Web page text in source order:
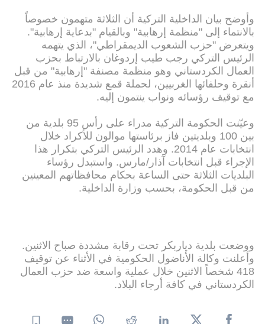
وأوضح بيان الداخلية التركية أن الثلاثة متهمون خصوصاً
بالانتماء إلى "منظمة إرهابية" وبالقيام "بدعاية إرهابية".
ويتعرض "حزب الشعوب الديمقراطي"، الذي يتهمه
الرئيس التركي رجب طيب إردوغان بالارتباط بحزب
العمال الكردستاني وهو منظمة مصنفة "إرهابية" من قبل
أنقرة وحلفائها الغربيين، لحملة قمع شديدة منذ عام 2016
مع توقيف رؤسائه ونواب ينتمون إليه.
وعيّنت الحكومة التركية مدراء على رأس 95 بلدية من
بين 100 وبلديتين فاز برئاستها موالون للأكراد خلال
انتخابات عام 2014. وهدد الرئيس التركي بتكرار هذا
الإجراء قبل انتخابات آذار/مارس. واستبدل رؤساء
البلديات الثلاثة حتى الساعة بحكام محافظاتهم المعينين
من قبل الحكومة، بحسب وزارة الداخلية.
ووضعت بلدية دياربكر تحت رقابة مشددة صباح الاثنين.
وأعلنت وكالة الأناضول الحكومية في الأثناء عن توقيف
418 شخصاً الاثنين خلال عملية واسعة ضد حزب العمال
الكردستاني في كافة أرجاء البلاد.